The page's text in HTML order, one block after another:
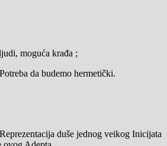
moguća krađa ;
da budemo hermetički.
duše jednog veikog Inicijata